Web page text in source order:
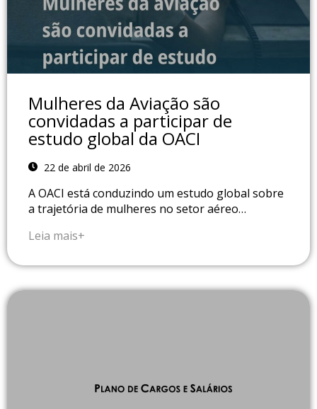
Mulheres da Aviação são
convidadas a participar de
estudo global da OACI
22 de abril de 2026
A OACI está conduzindo um estudo global sobre
a trajetória de mulheres no setor aéreo…
Leia mais+